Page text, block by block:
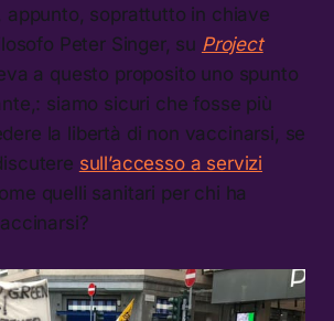
appunto, soprattutto in chiave
Peter Singer, su Project
a questo proposito uno spunto
siamo sicuri che fosse più
la libertà di non vaccinarsi, se
sull’accesso a servizi
quelli sanitari per chi ha